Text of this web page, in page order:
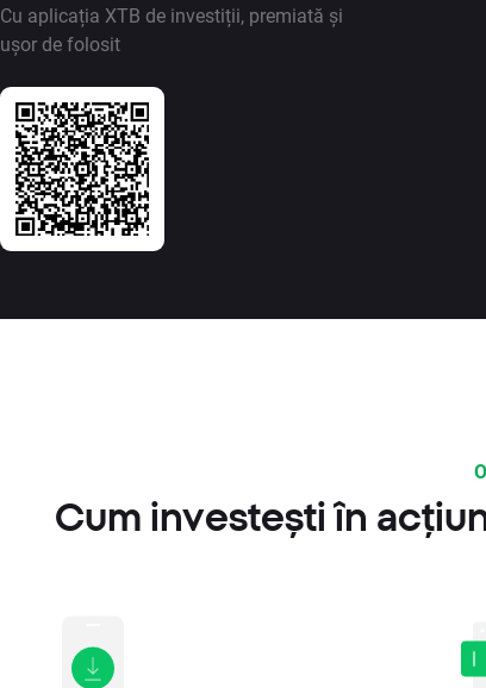
Cu aplicația XTB de investiții, premiată și
ușor de folosit
Cum investești în